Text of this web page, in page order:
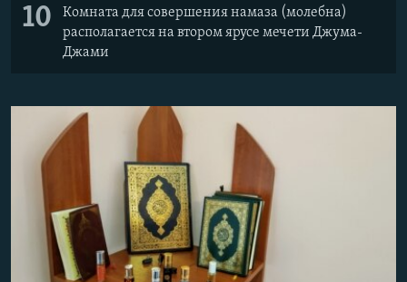
10
Комната для совершения намаза (молебна)
располагается на втором ярусе мечети Джума-
Джами